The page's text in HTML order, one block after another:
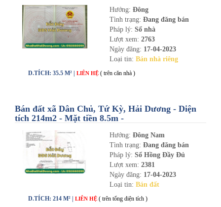
Hướng: Đông
Tình trạng: Đang đăng bán
Pháp lý: Sổ nhà
Lượt xem: 2763
Ngày đăng: 17-04-2023
Loại tin: Bán nhà riêng
D.TÍCH: 35.5 M² | LIÊN HỆ ( trên căn nhà )
Bán đất xã Dân Chủ, Tứ Kỳ, Hải Dương - Diện
tích 214m2 - Mặt tiền 8.5m -
Hướng: Đông Nam
Tình trạng: Đang đăng bán
Pháp lý: Sổ Hồng Đầy Đủ
Lượt xem: 2381
Ngày đăng: 17-04-2023
Loại tin: Bán đất
D.TÍCH: 214 M² | LIÊN HỆ ( trên tổng diện tích )